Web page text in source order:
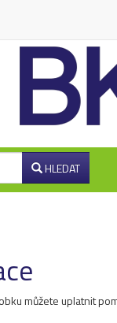
HLEDAT
můžete uplatnit